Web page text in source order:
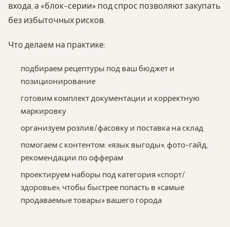
входа, а «блок-серии» под спрос позволяют закупать
без избыточных рисков.
Что делаем на практике:
подбираем рецептуры под ваш бюджет и
позиционирование
готовим комплект документации и корректную
маркировку
организуем розлив/фасовку и поставка на склад
помогаем с контентом: «язык выгоды», фото-гайд,
рекомендации по офферам
проектируем наборы под категория «спорт/
здоровье», чтобы быстрее попасть в «самые
продаваемые товары» вашего города